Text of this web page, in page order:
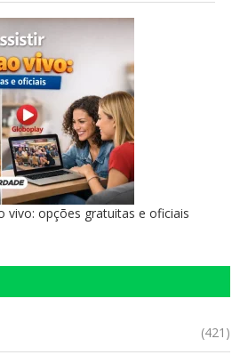
vivo: opções gratuitas e oficiais
(421)